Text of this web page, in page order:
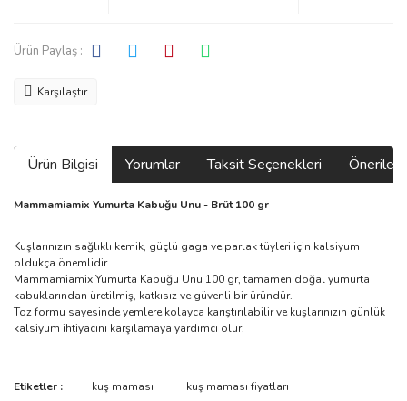
Ürün Paylaş :
Karşılaştır
Ürün Bilgisi Yorumlar Taksit Seçenekleri
Mammamiamix Yumurta Kabuğu Unu - Brüt 100 gr
Kuşlarınızın sağlıklı kemik, güçlü gaga ve parlak tüyleri için kalsiyum
oldukça önemlidir.
Mammamiamix Yumurta Kabuğu Unu 100 gr, tamamen doğal yumurta
kabuklarından üretilmiş, katkısız ve güvenli bir üründür.
Toz formu sayesinde yemlere kolayca karıştırılabilir ve kuşlarınızın günlük
kalsiyum ihtiyacını karşılamaya yardımcı olur.
Bu ürünün fiyat bilgisi, resim, ürün açıklamalarında ve diğer
Etiketler : kuş maması
kuş maması fiyatları